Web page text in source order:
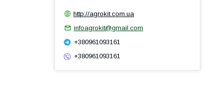
http://agrokit.com.ua
infoagrokit@gmail.com
+380961093161
+380961093161